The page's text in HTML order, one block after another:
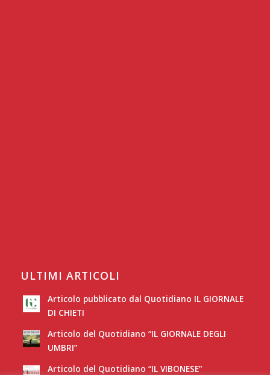
ULTIMI ARTICOLI
Articolo pubblicato dal Quotidiano IL GIORNALE
DI CHIETI
Articolo del Quotidiano “IL GIORNALE DEGLI
UMBRI”
Articolo del Quotidiano “IL VIBONESE”